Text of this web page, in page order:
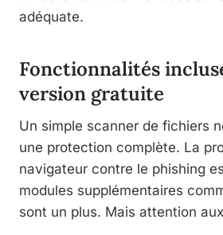
adéquate.
Fonctionnalités
version gratuite
Un simple scanner de fichiers
une protection complète. La
navigateur contre le phishing
modules supplémentaires
sont un plus. Mais attention